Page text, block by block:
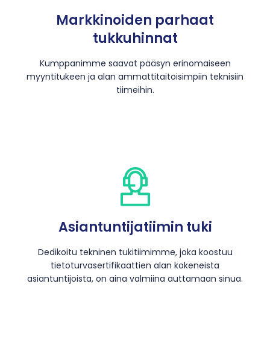
Markkinoiden parhaat
tukkuhinnat
Kumppanimme saavat pääsyn erinomaiseen
myyntitukeen ja alan ammattitaitoisimpiin teknisiin
tiimeihin.
Asiantuntijatiimin tuki
Dedikoitu tekninen tukitiimimme, joka koostuu
tietoturvasertifikaattien alan kokeneista
asiantuntijoista, on aina valmiina auttamaan sinua.